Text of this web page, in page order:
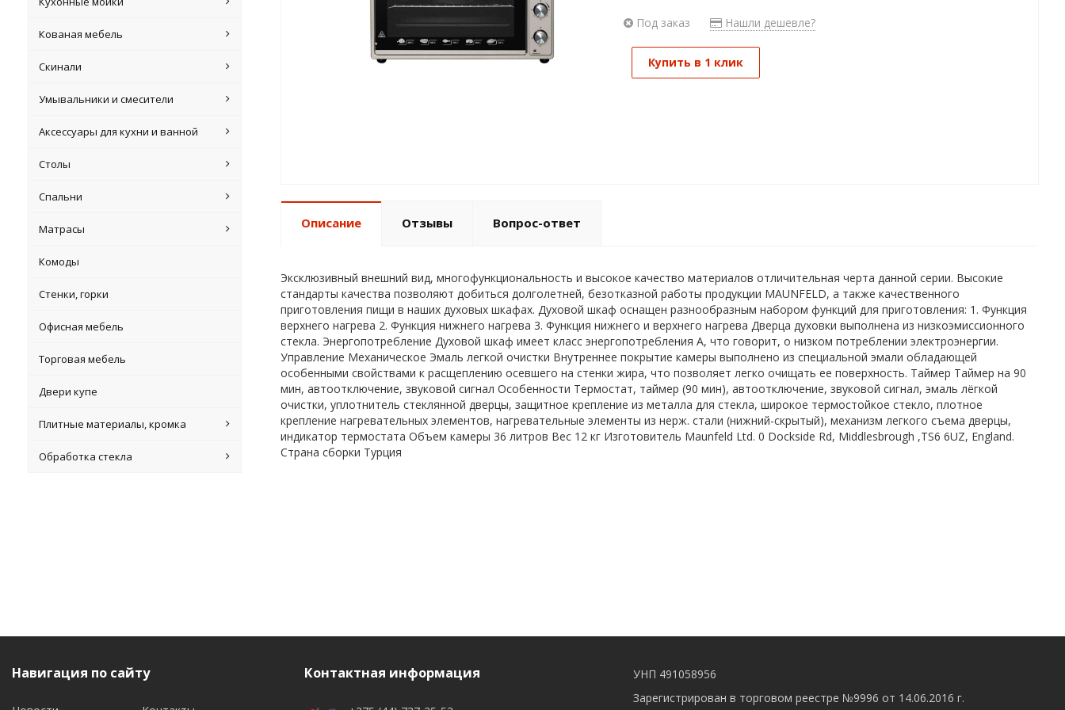
Кованая мебель
Скинали
Умывальники и смесители
Аксессуары для кухни и ванной
Столы
Спальни
Матрасы
Комоды
Стенки, горки
Офисная мебель
Торговая мебель
Двери купе
Плитные материалы, кромка
Обработка стекла
Под заказ Нашли дешевле?
Купить в 1 клик
Описание Отзывы Вопрос-ответ
Эксклюзивный внешний вид, многофункциональность и высокое качество материалов отличительная черта данной серии. Высокие
стандарты качества позволяют добиться долголетней, безотказной работы продукции MAUNFELD, а также качественного
приготовления пищи в наших духовых шкафах. Духовой шкаф оснащен разнообразным набором функций для приготовления: 1. Функция
верхнего нагрева 2. Функция нижнего нагрева 3. Функция нижнего и верхнего нагрева Дверца духовки выполнена из низкоэмиссионного
стекла. Энергопотребление Духовой шкаф имеет класс энергопотребления А, что говорит, о низком потреблении электроэнергии.
Управление Механическое Эмаль легкой очистки Внутреннее покрытие камеры выполнено из специальной эмали обладающей
особенными свойствами к расщеплению осевшего на стенки жира, что позволяет легко очищать ее поверхность. Таймер Таймер на 90
мин, автоотключение, звуковой сигнал Особенности Термостат, таймер (90 мин), автоотключение, звуковой сигнал, эмаль лёгкой
очистки, уплотнитель стеклянной дверцы, защитное крепление из металла для стекла, широкое термостойкое стекло, плотное
крепление нагревательных элементов, нагревательные элементы из нерж. стали (нижний-скрытый), механизм легкого съема дверцы,
индикатор термостата Объем камеры 36 литров Вес 12 кг Изготовитель Maunfeld Ltd. 0 Dockside Rd, Middlesbrough ,TS6 6UZ, England.
Страна сборки Турция
УНП 491058956
Зарегистрирован в торговом реестре №9996 от 14.06.2016 г.
Навигация по сайту Контактная информация